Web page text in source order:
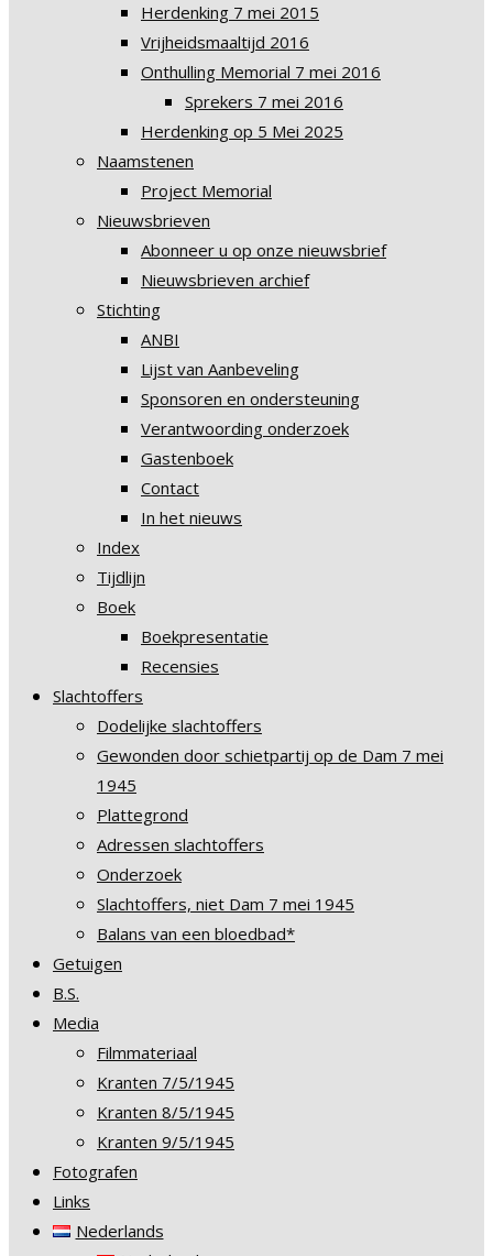
Herdenking 7 mei 2015
Vrijheidsmaaltijd 2016
Onthulling Memorial 7 mei 2016
Sprekers 7 mei 2016
Herdenking op 5 Mei 2025
Naamstenen
Project Memorial
Nieuwsbrieven
Abonneer u op onze nieuwsbrief
Nieuwsbrieven archief
Stichting
ANBI
Lijst van Aanbeveling
Sponsoren en ondersteuning
Verantwoording onderzoek
Gastenboek
Contact
In het nieuws
Index
Tijdlijn
Boek
Boekpresentatie
Recensies
Slachtoffers
Dodelijke slachtoffers
Gewonden door schietpartij op de Dam 7 mei
1945
Plattegrond
Adressen slachtoffers
Onderzoek
Slachtoffers, niet Dam 7 mei 1945
Balans van een bloedbad*
Getuigen
B.S.
Media
Filmmateriaal
Kranten 7/5/1945
Kranten 8/5/1945
Kranten 9/5/1945
Fotografen
Links
Nederlands